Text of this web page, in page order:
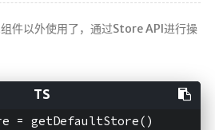
件以外使用了，通过Store API进行操
= getDefaultStore()